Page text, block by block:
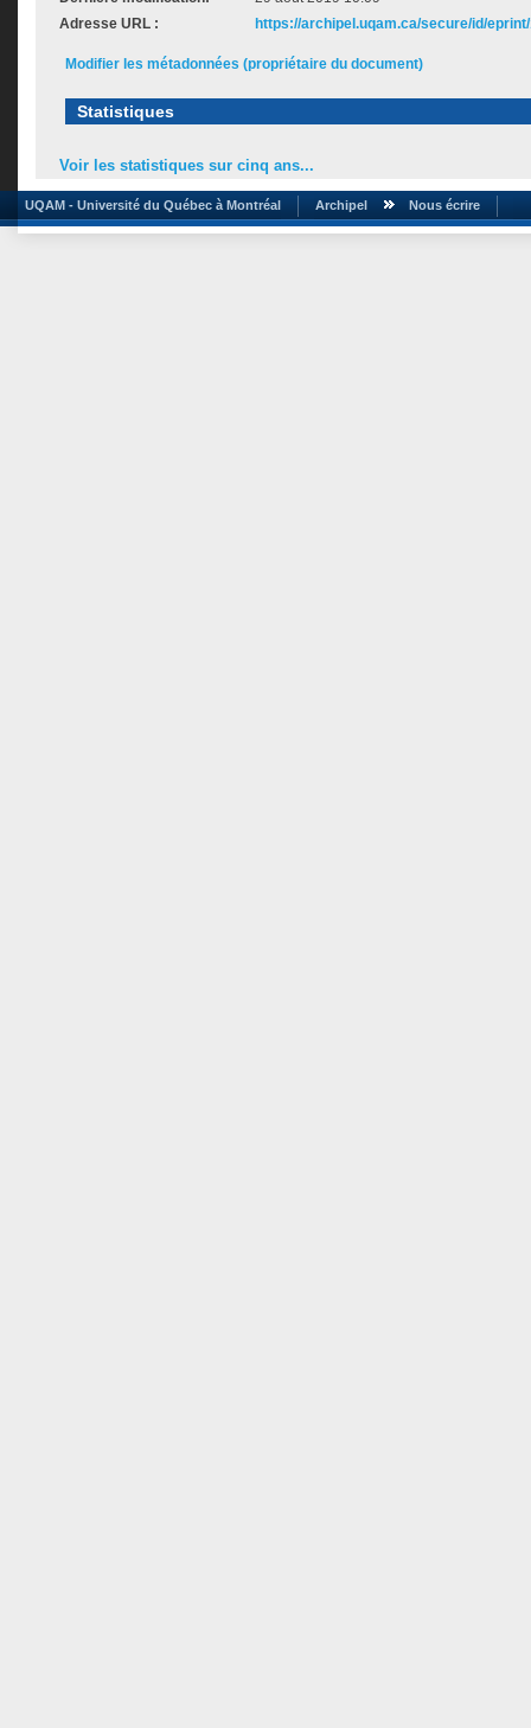
Adresse URL :
https://archipel.uqam.ca/secure/id/
Modifier les métadonnées (propriétaire du document)
Statistiques
Voir les statistiques sur cinq ans...
UQAM - Université du Québec à Montréal Archipel Nous écrire